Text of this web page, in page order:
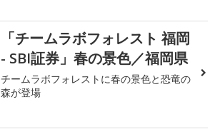
「チームラボフォレスト 福岡
- SBI証券」春の景色／福岡県
チームラボフォレストに春の景色と恐竜の
森が登場